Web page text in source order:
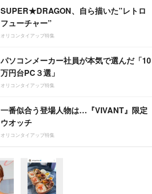
SUPER★DRAGON、自ら描いた”レトロ
フューチャー”
オリコンタイアップ特集
パソコンメーカー社員が本気で選んだ「10
万円台PC３選」
オリコンタイアップ特集
一番似合う登場人物は…『VIVANT』限定
ウオッチ
オリコンタイアップ特集